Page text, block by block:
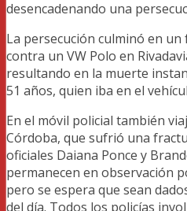
desencadenando una
La persecución culminó en
contra un VW Polo en
resultando en la muerte
51 años, quien iba en el
En el móvil policial también
Córdoba, que sufrió una
oficiales Daiana Ponce y
permanecen en observación
pero se espera que sean
del día. Todos los policías